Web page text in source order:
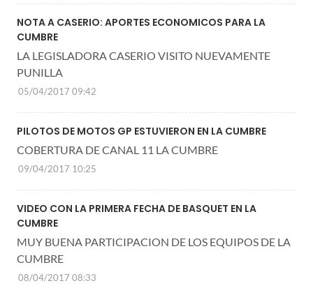
NOTA A CASERIO: APORTES ECONOMICOS PARA LA
CUMBRE
LA LEGISLADORA CASERIO VISITO NUEVAMENTE
PUNILLA
05/04/2017 09:42
PILOTOS DE MOTOS GP ESTUVIERON EN LA CUMBRE
COBERTURA DE CANAL 11 LA CUMBRE
09/04/2017 10:25
VIDEO CON LA PRIMERA FECHA DE BASQUET EN LA
CUMBRE
MUY BUENA PARTICIPACION DE LOS EQUIPOS DE LA
CUMBRE
08/04/2017 08:33